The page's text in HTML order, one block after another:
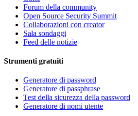
Forum della community
Open Source Security Summit
Collaborazioni con creator
Sala sondaggi
Feed delle notizie
Strumenti gratuiti
Generatore di password
Generatore di passphrase
Test della sicurezza della password
Generatore di nomi utente